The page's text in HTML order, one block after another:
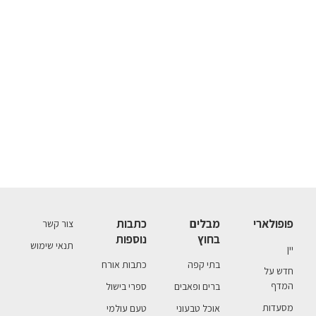
פופולארי
יין
חדש על
המדף
מסעדות
מבלים
בחוץ
בתי קפה
ברים ופאבים
אוכל טבעוני
כתבות
נוספות
כתבות אורח
ספרי בישול
טעם עולמי
צור קשר
תנאי שימוש